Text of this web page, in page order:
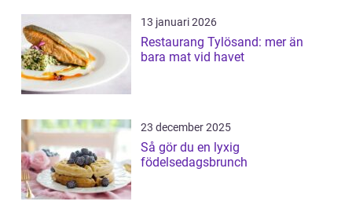
13 januari 2026
Restaurang Tylösand: mer än
bara mat vid havet
23 december 2025
Så gör du en lyxig
födelsedagsbrunch